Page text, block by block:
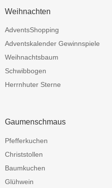
Weihnachten
AdventsShopping
Adventskalender Gewinnspiele
Weihnachtsbaum
Schwibbogen
Herrnhuter Sterne
Gaumenschmaus
Pfefferkuchen
Christstollen
Baumkuchen
Glühwein